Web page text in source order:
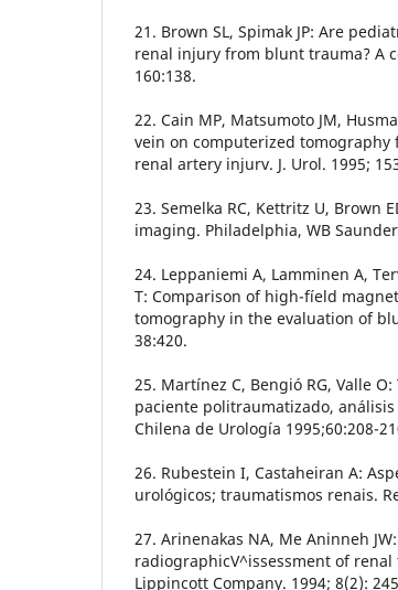
21. Brown SL, Spimak JP: Are
renal injury from blunt trauma? A
160:138.
22. Cain MP, Matsumoto JM,
vein on computerized
renal artery injurv. J. Urol. 1995;
23. Semelka RC, Kettritz U, Brown
imaging. Philadelphia, WB
24. Leppaniemi A, Lamminen A,
T: Comparison of high-fíeld
tomography in the evaluation of
38:420.
25. Martínez C, Bengió RG, Valle
paciente politraumatizado,
Chilena de Urología 1995;60:208-
26. Rubestein I, Castaheiran A:
urológicos; traumatismos renais.
27. Arinenakas NA, Me Aninneh
radiographicV^issessment of
Lippincott Company. 1994; 8(2):